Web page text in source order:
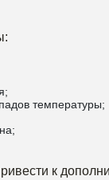
температуры;
к